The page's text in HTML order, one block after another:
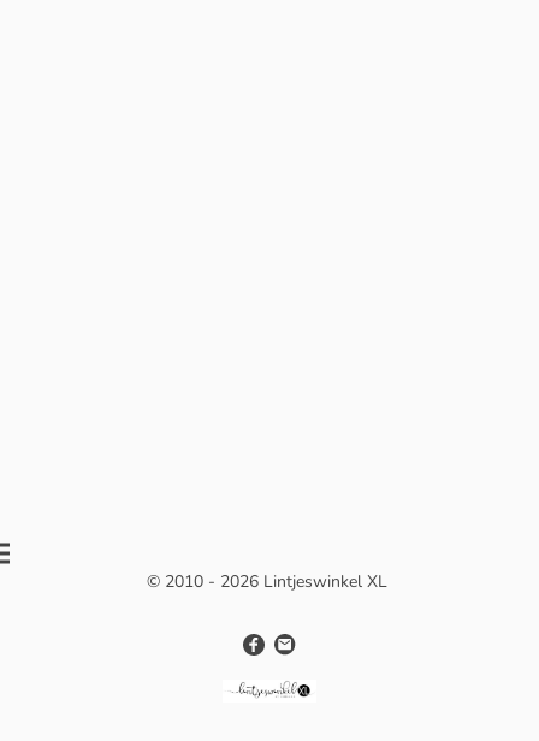
© 2010 - 2026 Lintjeswinkel XL